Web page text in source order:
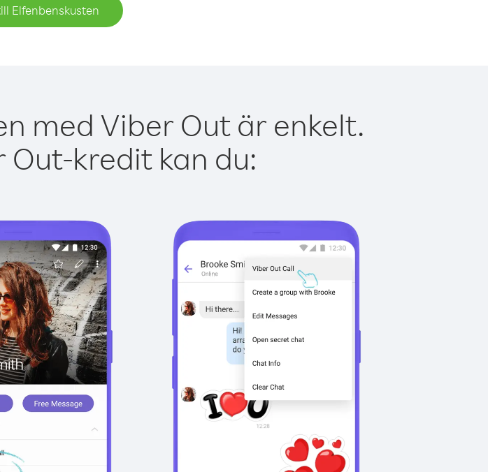
Elfenbenskusten
med Viber Out är enkelt.
Out-kredit kan du: